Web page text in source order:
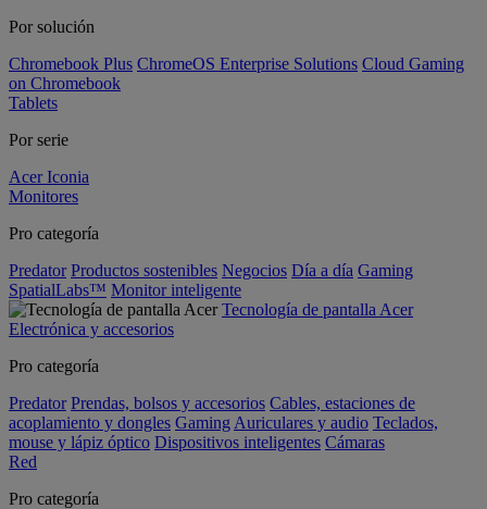
Por solución
Chromebook Plus ChromeOS Enterprise Solutions Cloud Gaming
on Chromebook
Tablets
Por serie
Acer Iconia
Monitores
Pro categoría
Predator Productos sostenibles Negocios Día a día Gaming
SpatialLabs™ Monitor inteligente
Tecnología de pantalla Acer
Electrónica y accesorios
Pro categoría
Predator Prendas, bolsos y accesorios Cables, estaciones de
acoplamiento y dongles Gaming Auriculares y audio Teclados,
mouse y lápiz óptico Dispositivos inteligentes Cámaras
Red
Pro categoría